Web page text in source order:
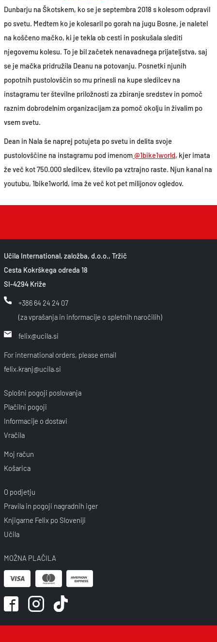
Dunbarju na Škotskem, ko se je septembra 2018 s kolesom odpravil
po svetu. Medtem ko je kolesaril po gorah na jugu Bosne, je naletel
na koščeno mačko, ki je tekla ob cesti in poskušala slediti
njegovemu kolesu. To je bil začetek nenavadnega prijateljstva, saj
se je mačka pridružila Deanu na potovanju. Posnetki njunih
popotnih pustolovščin so mu prinesli na kupe sledilcev na
instagramu ter številne priložnosti za zbiranje sredstev in pomoč
raznim dobrodelnim organizacijam za pomoč okolju in živalim po
vsem svetu.
Dean in Nala še naprej potujeta po svetu in delita svoje
pustolovščine na instagramu pod imenom@1bike1world, kjer imata
že več kot 750.000 sledilcev, število pa vztrajno raste. Njun kanal na
youtubu, 1bike1world, ima že več kot pet milijonov ogledov.
Učila International, založba, d.o.o., Tržič
Cesta Kokrškega odreda 18
SI-4294 Križe
+386 64 24 24 07
(za vprašanja in informacije o spletnih naročilih)
felix@ucila.si
For international orders, please email
felix.kranj@ucila.si
Splošni pogoji poslovanja
Plačilni pogoji
Informacije o dostavi
Vračila
Moj račun
Košarica
O podjetju
Pravila in pogoji nagradnih iger
Knjigarne Felix po Sloveniji
Učila
MOŽNA PLAČILA